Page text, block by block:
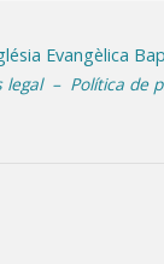
Evangèlica
legal– Política de